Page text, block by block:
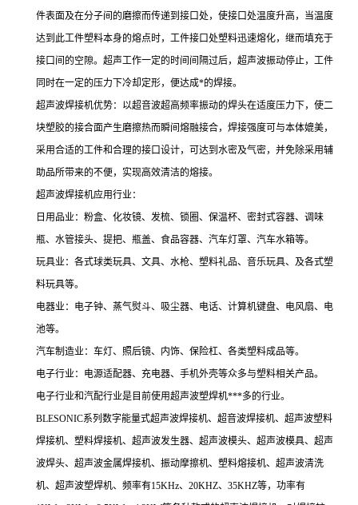
件表面及在分子间的磨擦而传递到接口处，使接口处温度升高，当温度
达到此工件塑料本身的熔点时，工件接口处塑料迅速熔化，继而填充于
接口间的空隙。超声工作一定的时间间隔过后，超声波振动停止，工件
同时在一定的压力下冷却定形，便达成*的焊接。
超声波焊接机优势：以超音波超高频率振动的焊头在适度压力下，使二
块塑胶的接合面产生磨擦热而瞬间熔融接合，焊接强度可与本体媲美，
采用合适的工件和合理的接口设计，可达到水密及气密，并免除采用辅
助品所带来的不便，实现高效清洁的熔接。
超声波焊接机应用行业：
日用品业：粉盒、化妆镜、发梳、锁圈、保温杯、密封式容器、调味
瓶、水管接头、提把、瓶盖、食品容器、汽车灯罩、汽车水箱等。
玩具业：各式球类玩具、文具、水枪、塑料礼品、音乐玩具、及各式塑
料玩具等。
电器业：电子钟、蒸气熨斗、吸尘器、电话、计算机键盘、电风扇、电
池等。
汽车制造业：车灯、照后镜、内饰、保险杠、各类塑料成品等。
电子行业：电源适配器、充电器、手机外壳等众多与塑料相关产品。
电子行业和汽配行业是目前使用超声波塑焊机***多的行业。
BLESONIC系列数字能量式超声波焊接机、超音波焊接机、超声波塑料
焊接机、塑料焊接机、超声波发生器、超声波模头、超声波模具、超声
波焊头、超声波金属焊接机、振动摩擦机、塑料熔接机、超声波清洗
机、超声波塑焊机、频率有15KHz、20KHZ、35KHZ等，功率有